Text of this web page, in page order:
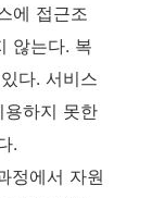
에 접근조
않는다. 복
다. 서비스
하지 못한
.
정에서 자원